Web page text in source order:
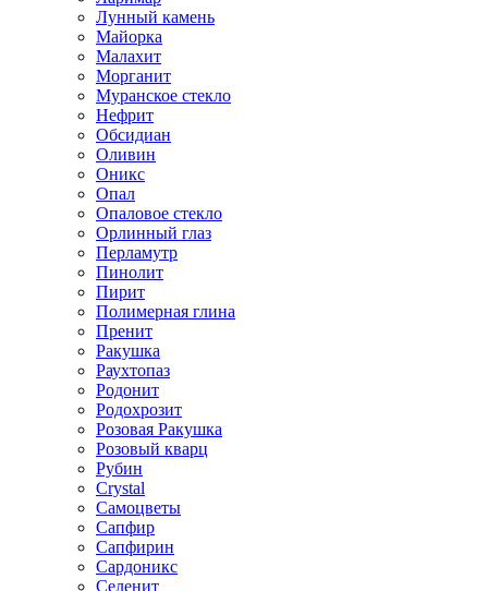
Лунный камень
Майорка
Малахит
Морганит
Муранское стекло
Нефрит
Обсидиан
Оливин
Оникс
Опал
Опаловое стекло
Орлинный глаз
Перламутр
Пинолит
Пирит
Полимерная глина
Пренит
Ракушка
Раухтопаз
Родонит
Родохрозит
Розовая Ракушка
Розовый кварц
Рубин
Сrystal
Самоцветы
Сапфир
Сапфирин
Сардоникс
Селенит